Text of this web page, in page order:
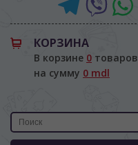
КОРЗИНА
В корзине 0 товаров
на сумму 0 mdl